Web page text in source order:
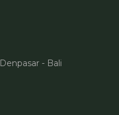
- Bali